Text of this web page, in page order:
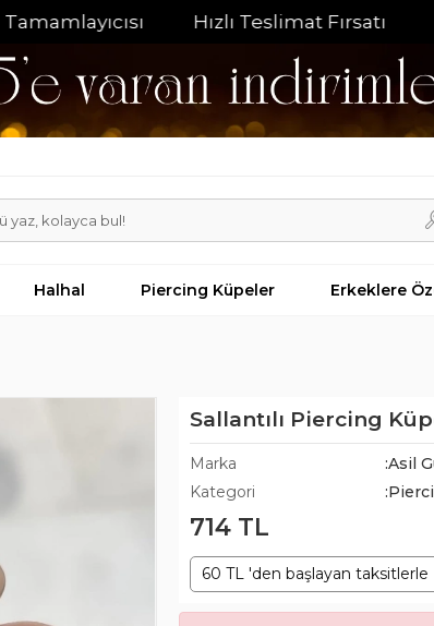
Hızlı Teslimat Fırsatı %20
Halhal Piercing Küpeler Erkeklere
Sallantılı Piercing
Marka
:Asil
Kategori
714 TL
60 TL 'den başlayan taksitlerle